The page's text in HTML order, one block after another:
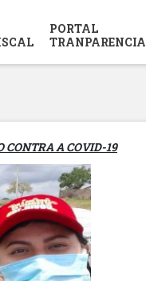
PORTAL
TRANPARENCIA
A COVID-19